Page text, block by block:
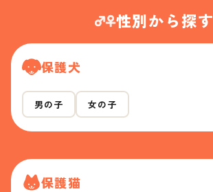
性別から探す
保護犬
男の子 女の子
保護猫